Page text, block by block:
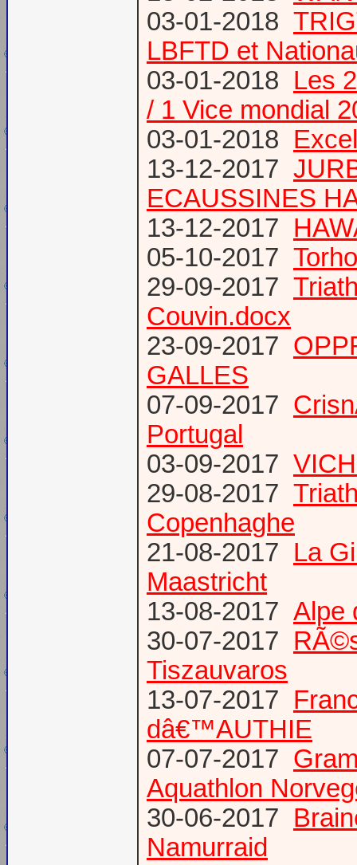
03-01-2018
LBFTD et
03-01-2018 Les
/ 1 Vice mondial
03-01-2018
13-12-2017
ECAUSSINES
13-12-2017
05-10-2017
29-09-2017
Couvin.docx
23-09-2017
GALLES
07-09-2017
Portugal
03-09-2017
29-08-2017
Copenhaghe
21-08-2017 La
Maastricht
13-08-2017 Alpe
30-07-2017
Tiszauvaros
13-07-2017
dâ€™AUTHIE
07-07-2017
Aquathlon
30-06-2017
Namurraid